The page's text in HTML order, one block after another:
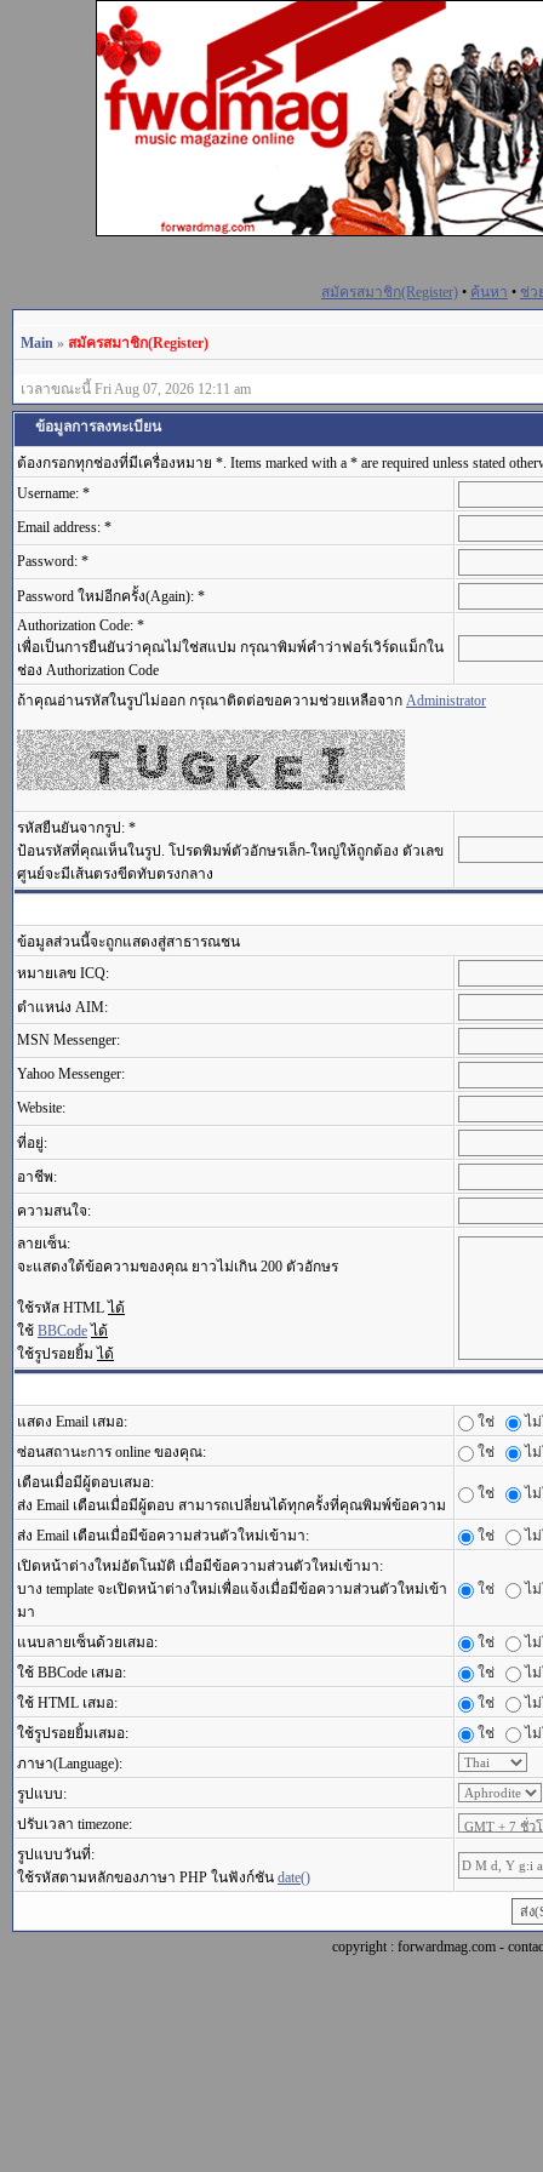
สมัครสมาชิก(Register) • ค้นหา • ช่ว
Main » สมัครสมาชิก(Register)
เวลาขณะนี้ Fri Aug 07, 2026 12:11 am
ข้อมูลการลงทะเบียน
ต้องกรอกทุกช่องที่มีเครื่องหมาย *. Items marked with a * are required unless stated
Username: *
Email address: *
Password: *
Password ใหม่อีกครั้ง(Again): *
Authorization Code: *
เพื่อเป็นการยืนยันว่าคุณไม่ใช่สแปม กรุณาพิมพ์คำว่าฟอร์เวิร์ดแม็กใน
ช่อง Authorization Code
ถ้าคุณอ่านรหัสในรูปไม่ออก กรุณาติดต่อขอความช่วยเหลือจาก Administrator
รหัสยืนยันจากรูป: *
ป้อนรหัสที่คุณเห็นในรูป. โปรดพิมพ์ตัวอักษรเล็ก-ใหญ่ให้ถูกต้อง ตัวเลข
ศูนย์จะมีเส้นตรงขีดทับตรงกลาง
ข้อมูลส่วนนี้จะถูกแสดงสู่สาธารณชน
หมายเลข ICQ:
ตำแหน่ง AIM:
MSN Messenger:
Yahoo Messenger:
Website:
ที่อยู่:
อาชีพ:
ความสนใจ:
ลายเซ็น:
จะแสดงใต้ข้อความของคุณ ยาวไม่เกิน 200 ตัวอักษร
ใช้รหัส HTML ได้
ใช้ BBCode ได้
ใช้รูปรอยยิ้ม ได้
แสดง Email เสมอ: ใช่
ไ
ซ่อนสถานะการ online ของคุณ:
ใช่
ไ
เตือนเมื่อมีผู้ตอบเสมอ:
ส่ง Email เตือนเมื่อมีผู้ตอบ สามารถเปลี่ยนได้ทุกครั้งที่คุณพิมพ์ข้อความ
ใช่ ไ
ส่ง Email เตือนเมื่อมีข้อความส่วนตัวใหม่เข้ามา: ใช่
ไ
เปิดหน้าต่างใหม่อัตโนมัติ เมื่อมีข้อความส่วนตัวใหม่เข้ามา:
บาง template จะเปิดหน้าต่างใหม่เพื่อแจ้งเมื่อมีข้อความส่วนตัวใหม่เข้า
มา
ใช่ ไ
แนบลายเซ็นด้วยเสมอ: ใช่
ไ
ใช้ BBCode เสมอ:
ใช่
ไ
ใช้ HTML เสมอ:
ใช่
ไ
ใช้รูปรอยยิ้มเสมอ:
ใช่
ไ
ภาษา(Language):
รูปแบบ:
ปรับเวลา timezone:
รูปแบบวันที่:
ใช้รหัสตามหลักของภาษา PHP ในฟังก์ชัน date()
copyright : forwardmag.com -